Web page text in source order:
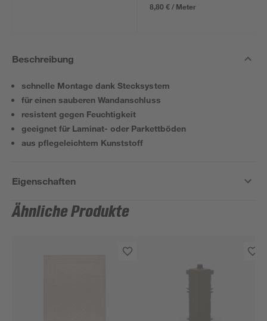
8,80 € / Meter
Beschreibung
schnelle Montage dank Stecksystem
für einen sauberen Wandanschluss
resistent gegen Feuchtigkeit
geeignet für Laminat- oder Parkettböden
aus pflegeleichtem Kunststoff
Eigenschaften
Ähnliche Produkte